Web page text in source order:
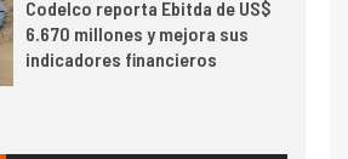
Codelco reporta Ebitda de US$
6.670 millones y mejora sus
indicadores financieros